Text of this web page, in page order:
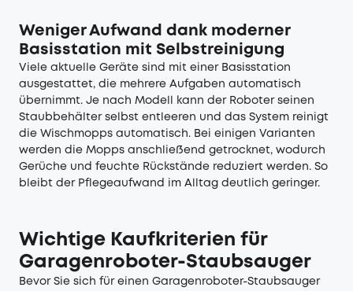
Weniger Aufwand dank moderner
Basisstation mit Selbstreinigung
Viele aktuelle Geräte sind mit einer Basisstation
ausgestattet, die mehrere Aufgaben automatisch
übernimmt. Je nach Modell kann der Roboter seinen
Staubbehälter selbst entleeren und das System reinigt
die Wischmopps automatisch. Bei einigen Varianten
werden die Mopps anschließend getrocknet, wodurch
Gerüche und feuchte Rückstände reduziert werden. So
bleibt der Pflegeaufwand im Alltag deutlich geringer.
Wichtige Kaufkriterien für
Garagenroboter-Staubsauger
Bevor Sie sich für einen Garagenroboter-Staubsauger